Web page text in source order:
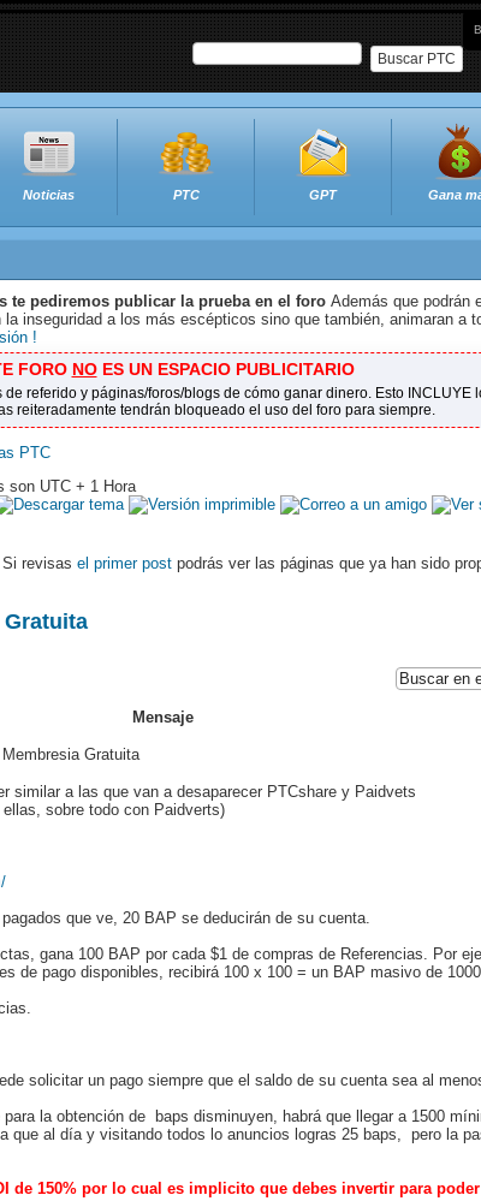
Buscar PTC
Noticias PTC GPT Gana
te pediremos publicar la prueba en el foro Además que podrán
inseguridad a los más escépticos sino que también, animaran a
!
FORO NOES UN ESPACIO PUBLICITARIO
referido y páginas/foros/blogs de cómo ganar dinero. Esto INCLUYE
reiteradamente tendrán bloqueado el uso del foro para siempre.
PTC
son UTC + 1 Hora
revisas el primer post podrás ver las páginas que ya han sido
Gratuita
Mensaje
Gratuita
similar a las que van a desaparecer PTCshare y Paidvets
sobre todo con Paidverts)
que ve, 20 BAP se deducirán de su cuenta.
gana 100 BAP por cada $1 de compras de Referencias. Por
de pago disponibles, recibirá 100 x 100 = un BAP masivo de
solicitar un pago siempre que el saldo de su cuenta sea al
la obtención de baps disminuyen, habrá que llegar a 1500
que al día y visitando todos lo anuncios logras 25 baps, pero la
de 150% por lo cual es implicito que debes invertir para